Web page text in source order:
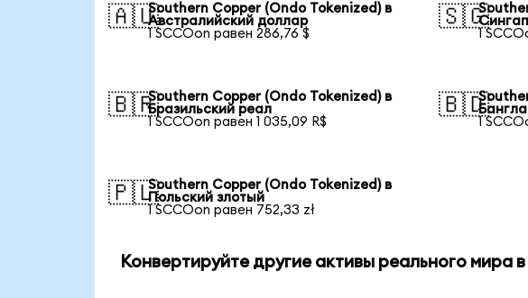
🇦🇺Southern Copper (Ondo Tokenized) в
Австралийский доллар
1 SCCOon равен 286,76 $
🇸🇬
1
🇧🇷Southern Copper (Ondo Tokenized) в
Бразильский реал
1 SCCOon равен 1 035,09 R$
🇧🇩
1
🇵🇱Southern Copper (Ondo Tokenized) в
Польский злотый
1 SCCOon равен 752,33 zł
Конвертируйте другие активы реального мира в